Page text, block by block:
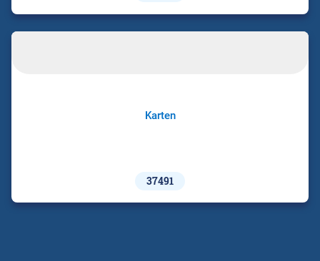
Karten
37491